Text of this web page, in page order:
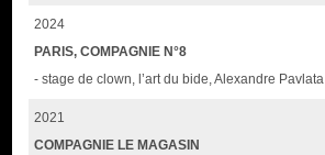
2024
PARIS, COMPAGNIE N°8
- stage de clown, l’art du bide, Alexandre Pavlata
2021
COMPAGNIE LE MAGASIN